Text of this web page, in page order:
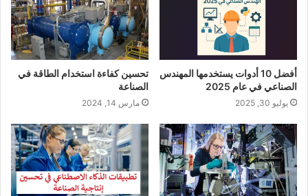
أفضل 10 أدوات يستخدمها المهندس
الصناعي في عام 2025
يوليو 30, 2025
تحسين كفاءة استخدام الطاقة في
الصناعة
مارس 14, 2024